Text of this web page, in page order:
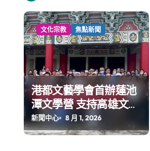
文化宗教 焦點新聞
港都文藝學會首辦蓮池
潭文學營 支持高雄文學
再出發
新聞中心 8 月 1, 2026